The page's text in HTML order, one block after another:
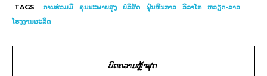
TAGS ການຮ່ວມມື ຄຸນ​ນະ​ພາບ​ສູງ ບໍລິສັດ ​ຝຸ່ນ​ຫີນ​ກາວ​ ວິ­ລາ​ໂກ
ຫວຽດ-ລາວ
ໂຮງ­ງານ​ຜະ­ລິດ
ບົດຄວາມຫຼ້າສຸດ